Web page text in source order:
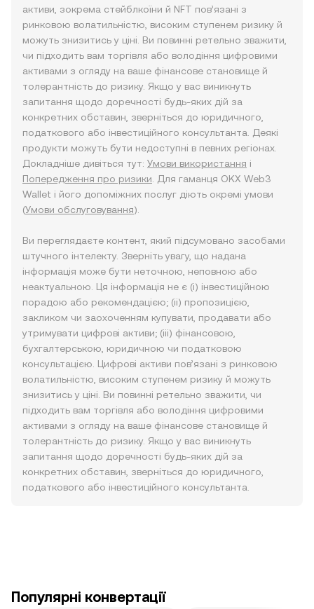
активи, зокрема стейблкоїни й NFT пов’язані з
ринковою волатильністю, високим ступенем ризику й
можуть знизитись у ціні. Ви повинні ретельно зважити,
чи підходить вам торгівля або володіння цифровими
активами з огляду на ваше фінансове становище й
толерантність до ризику. Якщо у вас виникнуть
запитання щодо доречності будь-яких дій за
конкретних обставин, зверніться до юридичного,
податкового або інвестиційного консультанта. Деякі
продукти можуть бути недоступні в певних регіонах.
Докладніше дивіться тут: Умови використання і
Попередження про ризики . Для гаманця OKX Web3
Wallet і його допоміжних послуг діють окремі умови
(Умови обслуговування).
Ви переглядаєте контент, який підсумовано засобами
штучного інтелекту. Зверніть увагу, що надана
інформація може бути неточною, неповною або
неактуальною. Ця інформація не є (i) інвестиційною
порадою або рекомендацією; (ii) пропозицією,
закликом чи заохоченням купувати, продавати або
утримувати цифрові активи; (iii) фінансовою,
бухгалтерською, юридичною чи податковою
консультацією. Цифрові активи пов’язані з ринковою
волатильністю, високим ступенем ризику й можуть
знизитись у ціні. Ви повинні ретельно зважити, чи
підходить вам торгівля або володіння цифровими
активами з огляду на ваше фінансове становище й
толерантність до ризику. Якщо у вас виникнуть
запитання щодо доречності будь-яких дій за
конкретних обставин, зверніться до юридичного,
податкового або інвестиційного консультанта.
Популярні конвертації